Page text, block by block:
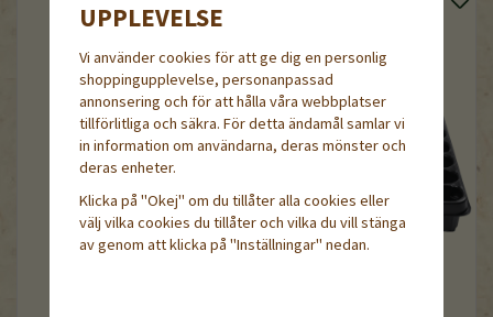
UPPLEVELSE
Vi använder cookies för att ge dig en personlig
shoppingupplevelse, personanpassad
annonsering och för att hålla våra webbplatser
tillförlitliga och säkra. För detta ändamål samlar vi
in information om användarna, deras mönster och
deras enheter.
Klicka på "Okej" om du tillåter alla cookies eller
välj vilka cookies du tillåter och vilka du vill stänga
av genom att klicka på "Inställningar" nedan.